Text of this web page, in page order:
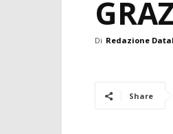
Di Redazione
Share